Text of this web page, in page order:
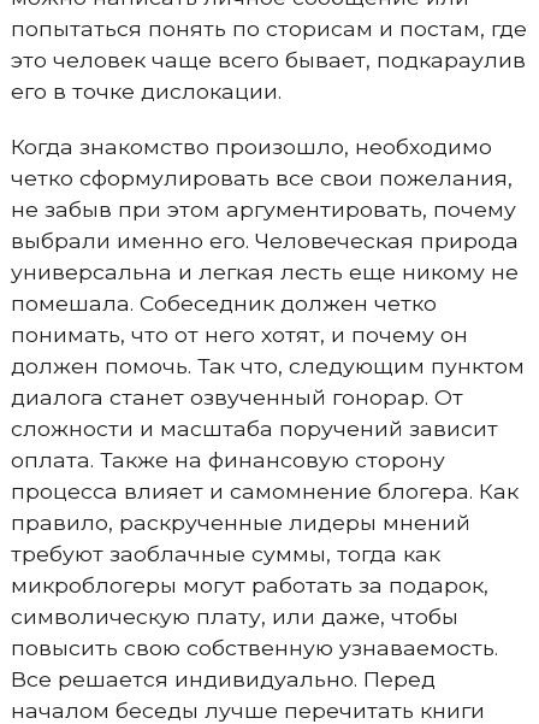
попытаться понять по сторисам и постам, где
это человек чаще всего бывает, подкараулив
его в точке дислокации.
Когда знакомство произошло, необходимо
четко сформулировать все свои пожелания,
не забыв при этом аргументировать, почему
выбрали именно его. Человеческая природа
универсальна и легкая лесть еще никому не
помешала. Собеседник должен четко
понимать, что от него хотят, и почему он
должен помочь. Так что, следующим пунктом
диалога станет озвученный гонорар. От
сложности и масштаба поручений зависит
оплата. Также на финансовую сторону
процесса влияет и самомнение блогера. Как
правило, раскрученные лидеры мнений
требуют заоблачные суммы, тогда как
микроблогеры могут работать за подарок,
символическую плату, или даже, чтобы
повысить свою собственную узнаваемость.
Все решается индивидуально. Перед
началом беседы лучше перечитать книги